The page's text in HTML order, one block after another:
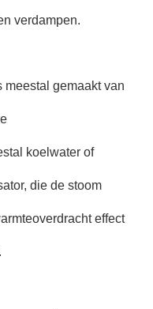
verdampen.
meestal gemaakt van
koelwater of
die de stoom
effect